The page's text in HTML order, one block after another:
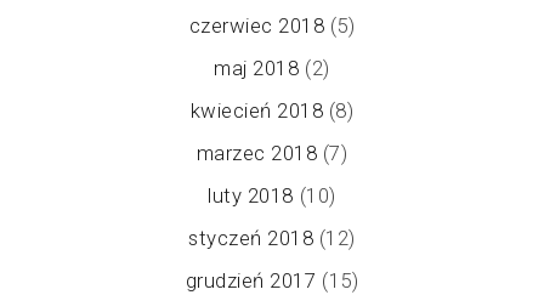
czerwiec 2018 (5)
maj 2018 (2)
kwiecień 2018 (8)
marzec 2018 (7)
luty 2018 (10)
styczeń 2018 (12)
grudzień 2017 (15)